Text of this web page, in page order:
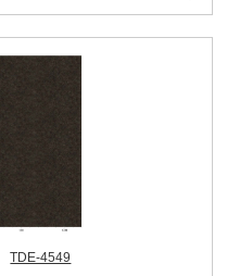
TDE-4549